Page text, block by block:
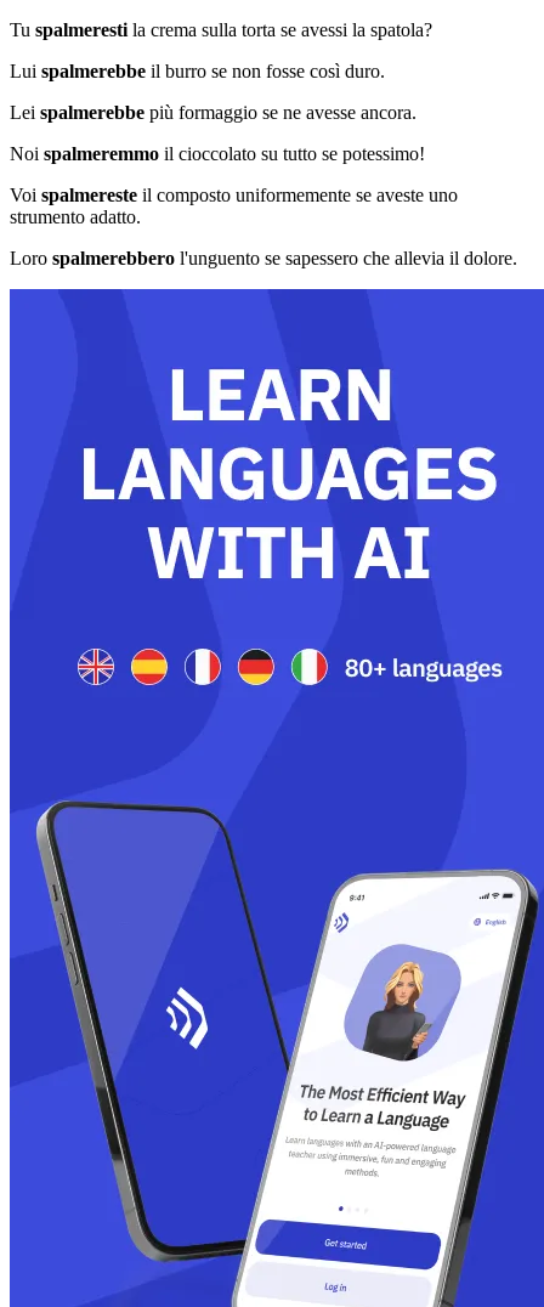
Tu spalmeresti la crema sulla torta se avessi la spatola?
Lui spalmerebbe il burro se non fosse così duro.
Lei spalmerebbe più formaggio se ne avesse ancora.
Noi spalmeremmo il cioccolato su tutto se potessimo!
Voi spalmereste il composto uniformemente se aveste uno
strumento adatto.
Loro spalmerebbero l'unguento se sapessero che allevia il dolore.